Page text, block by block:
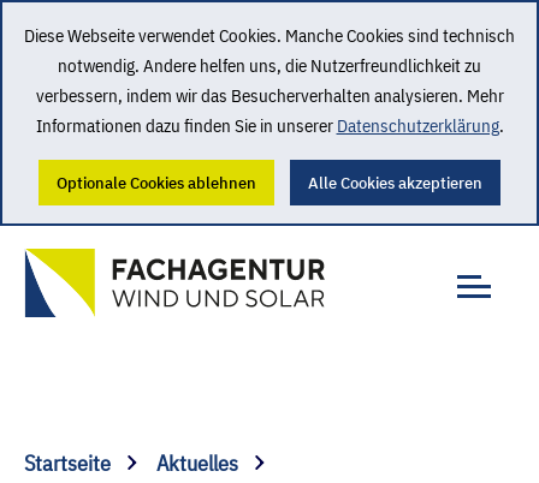
Diese Webseite verwendet Cookies. Manche Cookies sind technisch
notwendig. Andere helfen uns, die Nutzerfreundlichkeit zu
verbessern, indem wir das Besucherverhalten analysieren. Mehr
Informationen dazu finden Sie in unserer Datenschutzerklärung.
Optionale Cookies ablehnen Alle Cookies akzeptieren
Startseite
Aktuelles